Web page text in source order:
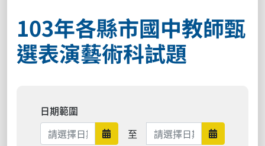
103年各縣市國中教師甄
選表演藝術科試題
日期範圍
日期範圍開始
至 日期範圍結束 日期範圍